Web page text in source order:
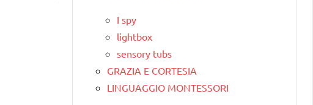
I spy
lightbox
sensory tubs
GRAZIA E CORTESIA
LINGUAGGIO MONTESSORI